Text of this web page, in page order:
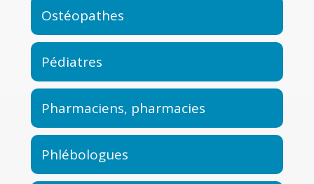
Ostéopathes
Pédiatres
Pharmaciens, pharmacies
Phlébologues